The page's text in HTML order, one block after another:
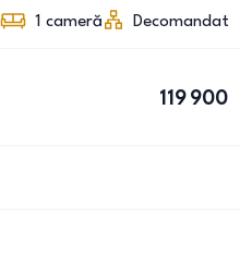
1 cameră Decomandat
119 900